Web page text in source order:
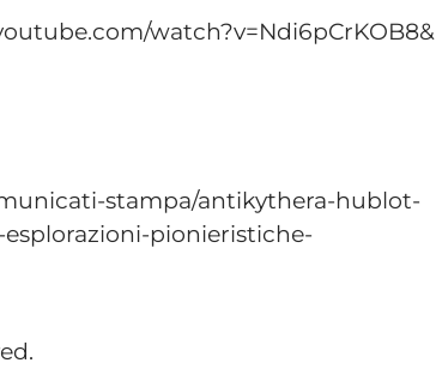
watch?v=Ndi6pCrKOB8&
stampa/antikythera-hublot-
pionieristiche-